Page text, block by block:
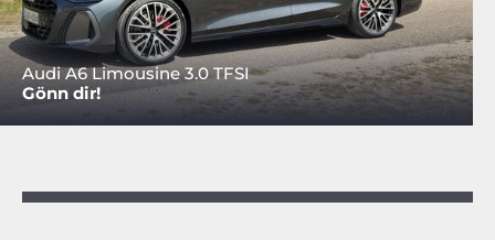
Audi A6 Limousine 3.0 TFSI
Gönn dir!